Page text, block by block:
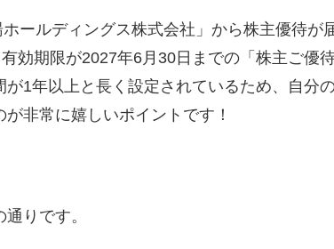
ールディングス株式会社」から株主優待が
効期限が2027年6月30日までの「株主ご優
1年以上と長く設定されているため、自分
非常に嬉しいポイントです！
りです。